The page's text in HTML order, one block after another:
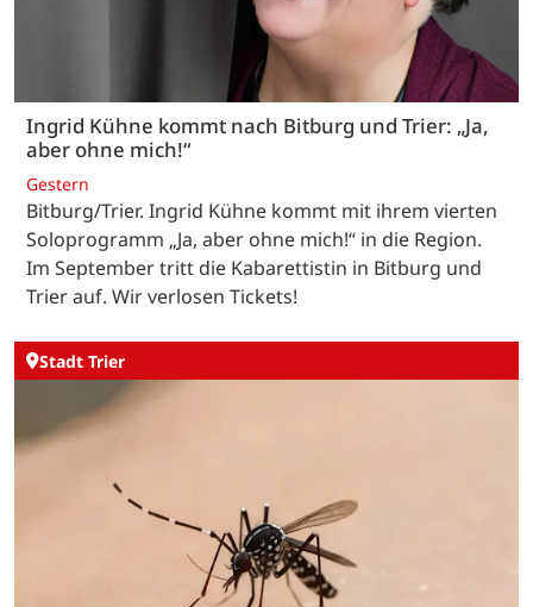
Ingrid Kühne kommt nach Bitburg und Trier: „Ja,
aber ohne mich!“
Gestern
Bitburg/Trier. Ingrid Kühne kommt mit ihrem vierten
Soloprogramm „Ja, aber ohne mich!“ in die Region.
Im September tritt die Kabarettistin in Bitburg und
Trier auf. Wir verlosen Tickets!
Stadt Trier